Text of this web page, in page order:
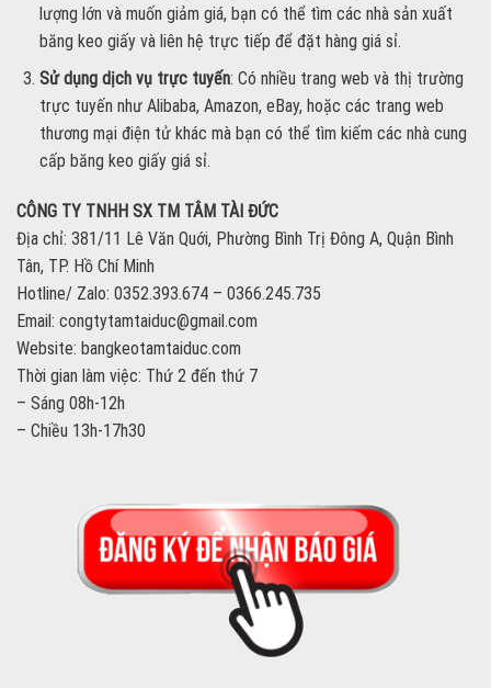
lượng lớn và muốn giảm giá, bạn có thể tìm các nhà sản xuất
băng keo giấy và liên hệ trực tiếp để đặt hàng giá sỉ.
Sử dụng dịch vụ trực tuyến: Có nhiều trang web và thị trường
trực tuyến như Alibaba, Amazon, eBay, hoặc các trang web
thương mại điện tử khác mà bạn có thể tìm kiếm các nhà cung
cấp băng keo giấy giá sỉ.
CÔNG TY TNHH SX TM TÂM TÀI ĐỨC
Địa chỉ: 381/11 Lê Văn Quới, Phường Bình Trị Đông A, Quận Bình
Tân, TP. Hồ Chí Minh
Hotline/ Zalo: 0352.393.674 – 0366.245.735
Email: congtytamtaiduc@gmail.com
Website: bangkeotamtaiduc.com
Thời gian làm việc: Thứ 2 đến thứ 7
– Sáng 08h-12h
– Chiều 13h-17h30